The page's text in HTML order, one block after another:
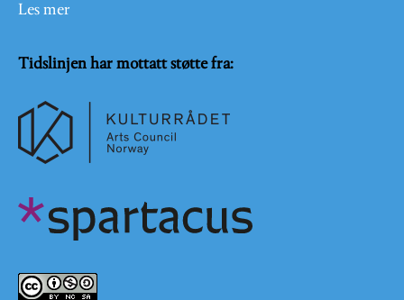
Les mer
Tidslinjen har mottatt støtte fra: